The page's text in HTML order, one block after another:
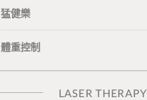
猛健樂
體重控制
LASER THERAPY